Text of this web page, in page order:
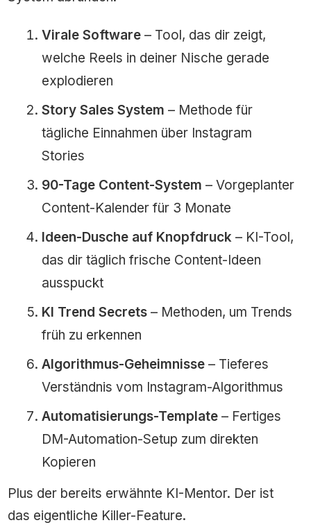
Virale Software– Tool, das dir zeigt,
welche Reels in deiner Nische gerade
explodieren
Story Sales System – Methode für
tägliche Einnahmen über Instagram
Stories
90-Tage Content-System – Vorgeplanter
Content-Kalender für 3 Monate
Ideen-Dusche auf Knopfdruck– KI-Tool,
das dir täglich frische Content-Ideen
ausspuckt
KI Trend Secrets– Methoden, um Trends
früh zu erkennen
Algorithmus-Geheimnisse– Tieferes
Verständnis vom Instagram-Algorithmus
Automatisierungs-Template– Fertiges
DM-Automation-Setup zum direkten
Kopieren
Plus der bereits erwähnte KI-Mentor. Der ist
das eigentliche Killer-Feature.